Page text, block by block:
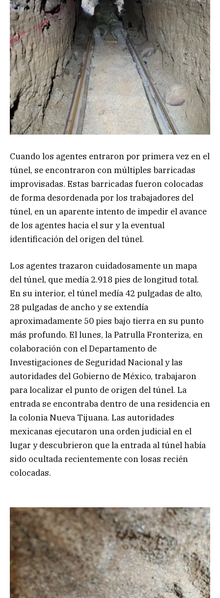
Cuando los agentes entraron por primera vez en el
túnel, se encontraron con múltiples barricadas
improvisadas. Estas barricadas fueron colocadas
de forma desordenada por los trabajadores del
túnel, en un aparente intento de impedir el avance
de los agentes hacia el sur y la eventual
identificación del origen del túnel.
Los agentes trazaron cuidadosamente un mapa
del túnel, que medía 2.918 pies de longitud total.
En su interior, el túnel medía 42 pulgadas de alto,
28 pulgadas de ancho y se extendía
aproximadamente 50 pies bajo tierra en su punto
más profundo. El lunes, la Patrulla Fronteriza, en
colaboración con el Departamento de
Investigaciones de Seguridad Nacional y las
autoridades del Gobierno de México, trabajaron
para localizar el punto de origen del túnel. La
entrada se encontraba dentro de una residencia en
la colonia Nueva Tijuana. Las autoridades
mexicanas ejecutaron una orden judicial en el
lugar y descubrieron que la entrada al túnel había
sido ocultada recientemente con losas recién
colocadas.